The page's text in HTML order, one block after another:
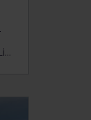
Reisen Sie mit Fähren der Fjord Line von Dänemark nach Norwegen.